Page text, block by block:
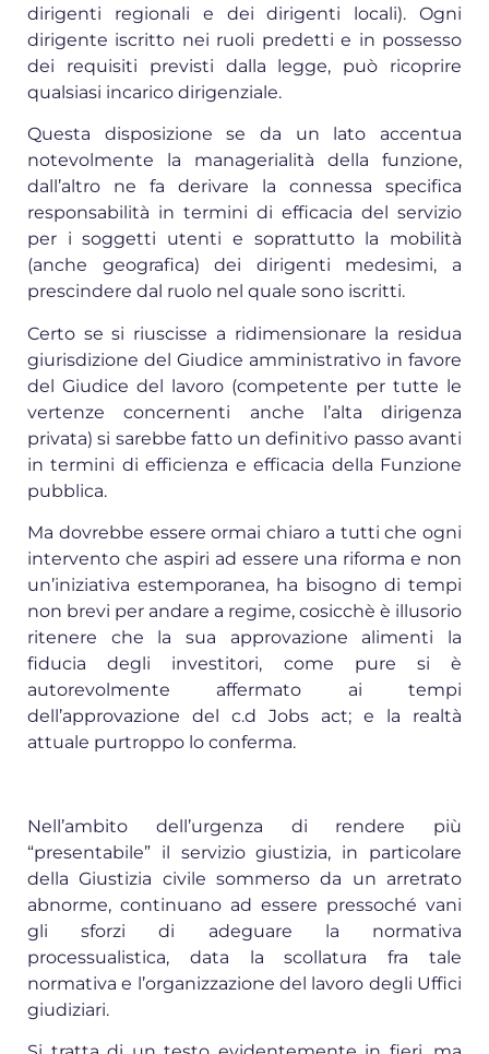
dirigenti regionali e dei dirigenti locali). Ogni
dirigente iscritto nei ruoli predetti e in possesso
dei requisiti previsti dalla legge, può ricoprire
qualsiasi incarico dirigenziale.
Questa disposizione se da un lato accentua
notevolmente la managerialità della funzione,
dall’altro ne fa derivare la connessa specifica
responsabilità in termini di efficacia del servizio
per i soggetti utenti e soprattutto la mobilità
(anche geografica) dei dirigenti medesimi, a
prescindere dal ruolo nel quale sono iscritti.
Certo se si riuscisse a ridimensionare la residua
giurisdizione del Giudice amministrativo in favore
del Giudice del lavoro (competente per tutte le
vertenze concernenti anche l’alta dirigenza
privata) si sarebbe fatto un definitivo passo avanti
in termini di efficienza e efficacia della Funzione
pubblica.
Ma dovrebbe essere ormai chiaro a tutti che ogni
intervento che aspiri ad essere una riforma e non
un’iniziativa estemporanea, ha bisogno di tempi
non brevi per andare a regime, cosicchè è illusorio
ritenere che la sua approvazione alimenti la
fiducia degli investitori, come pure si è
autorevolmente affermato ai tempi
dell’approvazione del c.d Jobs act; e la realtà
attuale purtroppo lo conferma.
Nell’ambito dell’urgenza di rendere più
“presentabile” il servizio giustizia, in particolare
della Giustizia civile sommerso da un arretrato
abnorme, continuano ad essere pressoché vani
gli sforzi di adeguare la normativa
processualistica, data la scollatura fra tale
normativa e l’organizzazione del lavoro degli Uffici
giudiziari.